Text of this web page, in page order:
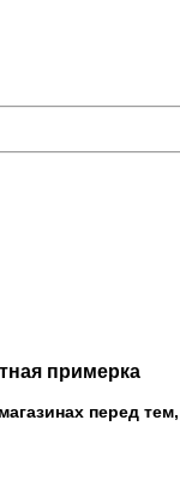
примерка
перед